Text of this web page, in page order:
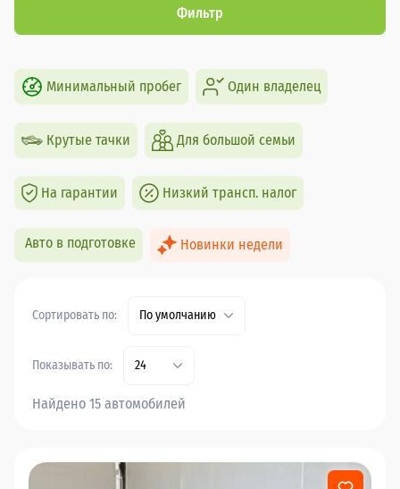
Фильтр
Минимальный пробег Один владелец
Крутые тачки Для большой семьи
На гарантии Низкий трансп. налог
Авто в подготовке Новинки недели
Сортировать по: По умолчанию
Показывать по: 24
Найдено 15 автомобилей